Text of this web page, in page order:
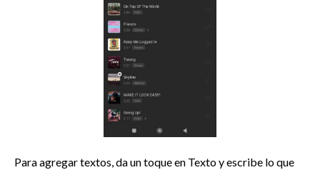
Para agregar textos, da un toque en Texto y escribe lo que